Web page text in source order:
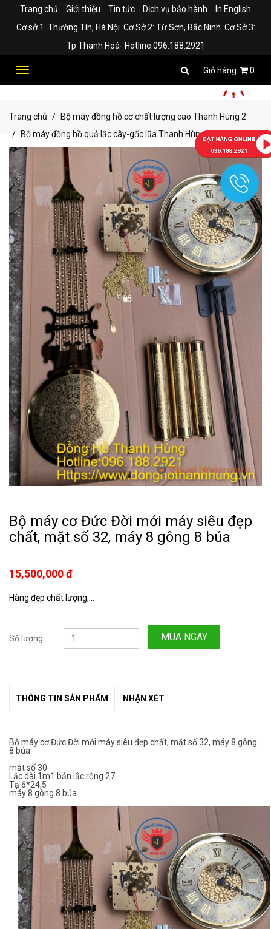
Trang chủ Giới thiệu Tin tức Dịch vụ bảo hành
In English
Cơ sở 1: Thường Tín, Hà Nội. Cơ Sở 2: Từ Sơn, Bắc Ninh. Cơ Sở 3:
Tp Thanh Hoá- Hotline:096.188.2921
Toggle
0
Trang chủ
Bộ máy đồng hồ cơ chất lượng cao Thanh Hùng 2
Bộ máy đồng hồ quả lắc cây-gốc lũa Thanh Hùng
Bộ máy cơ Đức Đời mới máy siêu đẹp
chất, mặt số 32, máy 8 gông 8 búa
15,500,000 đ
Hàng đẹp chất lượng,...
Số lượng: MUA NGAY
THÔNG TIN SẢN PHẨM NHẬN XÉT
Bộ máy cơ Đức Đời mới máy siêu đẹp chất, mặt số 32, máy 8 gông
8 búa
mặt số 30
Lắc dài 1m1 bản lắc rộng 27
Tạ 6*24,5
máy 8 gông 8 búa